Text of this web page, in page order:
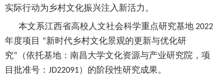
实际行动为乡村文化振兴注入新活力。
本文系江西省高校人文社会科学重点研究基地 2022
年度项目 “新时代乡村文化景观的更新与优化研
究” （依托基地：南昌大学文化资源与产业研究院，项
目批准号： JD22091）的阶段性研究成果。